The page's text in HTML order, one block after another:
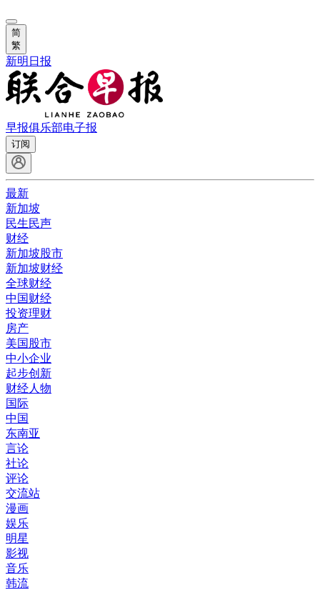
简
繁
新明日报
早报俱乐部电子报
订阅
最新
新加坡
民生民声
财经
新加坡股市
新加坡财经
全球财经
中国财经
投资理财
房产
美国股市
中小企业
起步创新
财经人物
国际
中国
东南亚
言论
社论
评论
交流站
漫画
娱乐
明星
影视
音乐
韩流